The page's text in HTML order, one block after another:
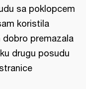
sa poklopcem
koristila
dobro premazala
drugu posudu